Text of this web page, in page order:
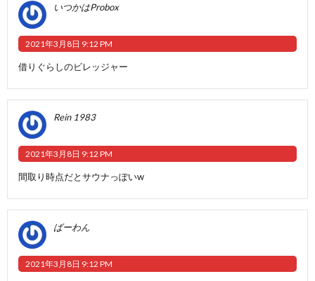
いつかはProbox
2021年3月8日 9:12 PM
借りぐらしのビレッジャー
Rein 1983
2021年3月8日 9:12 PM
間取り時点だとサウナっぽいw
ばーわん
2021年3月8日 9:12 PM